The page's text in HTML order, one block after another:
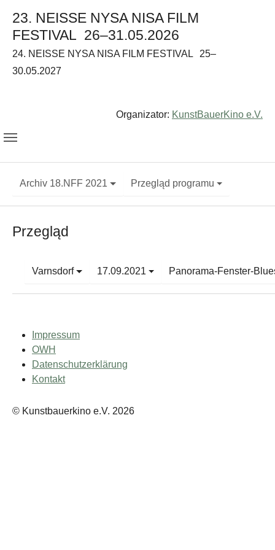
23. NEISSE NYSA NISA FILM
FESTIVAL 26–31.05.2026
24. NEISSE NYSA NISA FILM FESTIVAL
25–
30.05.2027
Organizator: KunstBauerKino e.V.
Archiv 18.NFF 2021 Przegląd programu
Przegląd
Varnsdorf 17.09.2021 Panorama-Fenster-
Impressum
OWH
Datenschutzerklärung
Kontakt
© Kunstbauerkino e.V. 2026